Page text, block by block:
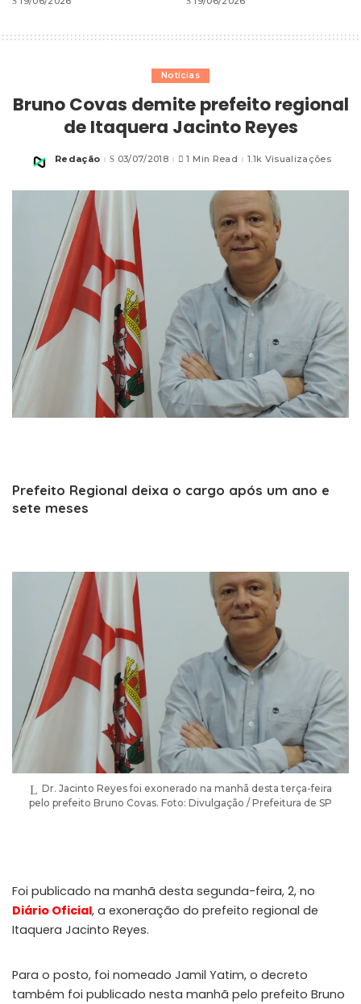
Notícias
Bruno Covas demite prefeito regional
de Itaquera Jacinto Reyes
Posted
Redação 03/07/2018 1 Min Read 1.1k Visualizações
Prefeito Regional deixa o cargo após um ano e
sete meses
Dr. Jacinto Reyes foi exonerado na manhã desta terça-feira
pelo prefeito Bruno Covas. Foto: Divulgação / Prefeitura de SP
Foi publicado na manhã desta segunda-feira, 2, no
Diário Oficial, a exoneração do prefeito regional de
Itaquera Jacinto Reyes.
Para o posto, foi nomeado Jamil Yatim, o decreto
também foi publicado nesta manhã pelo prefeito Bruno